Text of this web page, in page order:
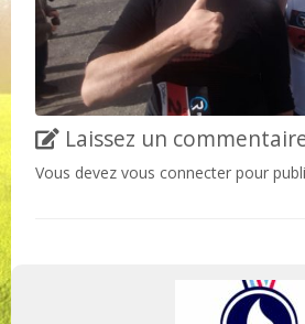
Laissez un
Vous devez vous connecter pour